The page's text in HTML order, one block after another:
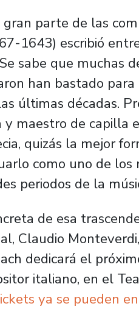
parte de las
1643) escribió
sabe que muchas
han bastado
últimas décadas.
y maestro de capilla
quizás la mejor
como uno de
periodos de la
de esa
Claudio Monteverdi
dedicará el
italiano, en el
ya se pueden